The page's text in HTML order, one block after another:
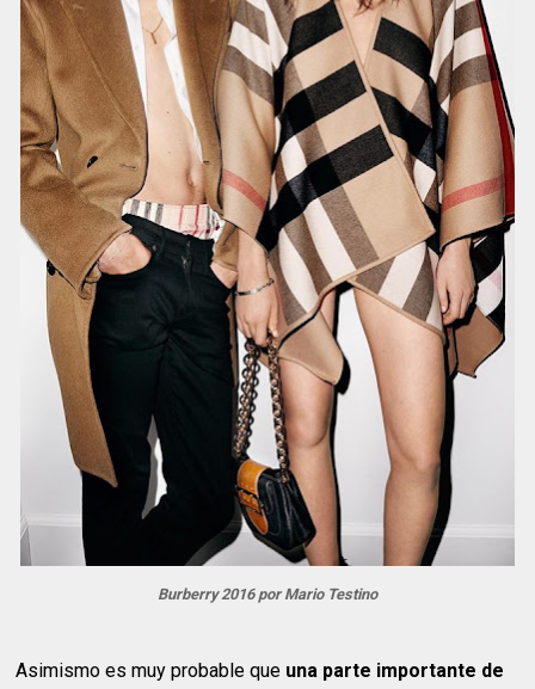
Burberry 2016 por Mario Testino
Asimismo es muy probable que una parte importante de